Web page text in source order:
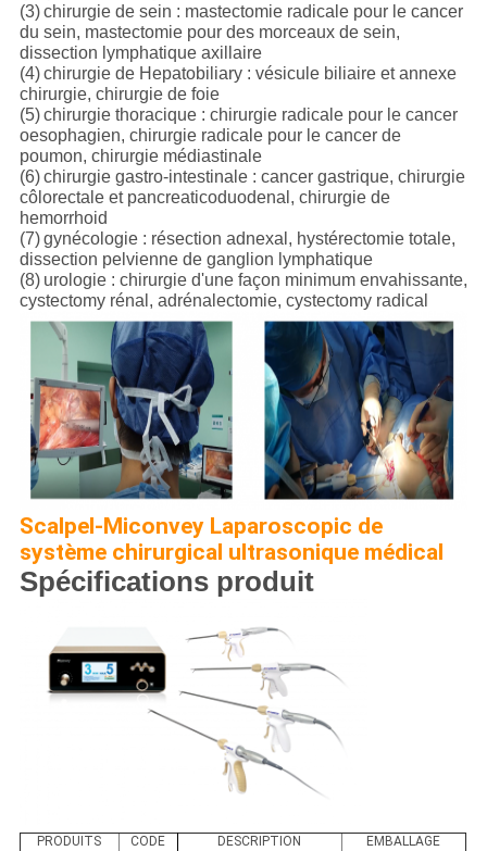
(3)chirurgie de sein : mastectomie radicale pour le cancer
du sein, mastectomie pour des morceaux de sein,
dissection lymphatique axillaire
(4)chirurgie de Hepatobiliary : vésicule biliaire et annexe
chirurgie, chirurgie de foie
(5)chirurgie thoracique : chirurgie radicale pour le cancer
oesophagien, chirurgie radicale pour le cancer de
poumon, chirurgie médiastinale
(6)chirurgie gastro-intestinale : cancer gastrique, chirurgie
côlorectale et pancreaticoduodenal, chirurgie de
hemorrhoid
(7)gynécologie : résection adnexal, hystérectomie totale,
dissection pelvienne de ganglion lymphatique
(8) urologie : chirurgie d'une façon minimum envahissante,
cystectomy rénal, adrénalectomie, cystectomy radical
Scalpel-Miconvey Laparoscopic de
système chirurgical ultrasonique médical
Spécifications produit
PRODUITS CODE DESCRIPTION EMBALLAGE